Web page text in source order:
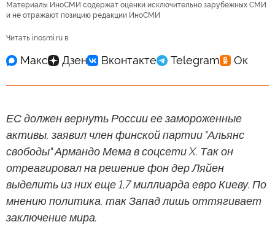
Материалы ИноСМИ содержат оценки исключительно зарубежных СМИ
и не отражают позицию редакции ИноСМИ
Читать inosmi.ru в
ЕС должен вернуть России ее замороженные
активы, заявил член финской партии "Альянс
свободы" Армандо Мема в соцсети X. Так он
отреагировал на решение фон дер Ляйен
выделить из них еще 1,7 миллиарда евро Киеву. По
мнению политика, так Запад лишь оттягивает
заключение мира.